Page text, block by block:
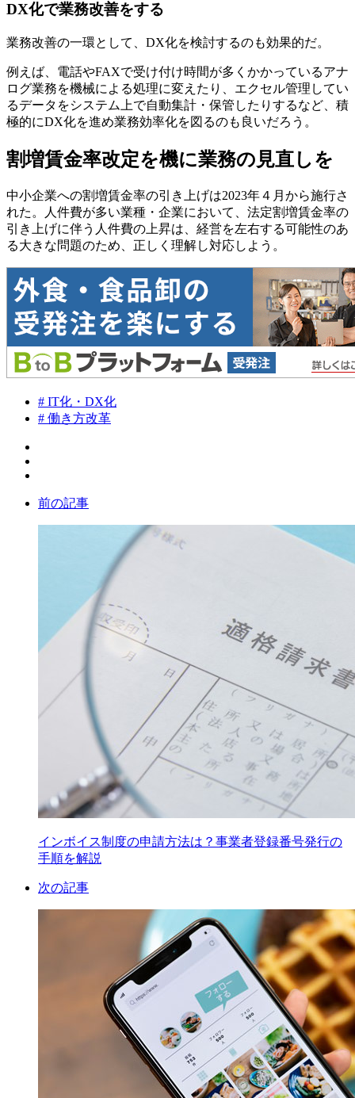
DX化で業務改善をする
業務改善の一環として、DX化を検討するのも効果的だ。
例えば、電話やFAXで受け付け時間が多くかかっているアナ
ログ業務を機械による処理に変えたり、エクセル管理してい
るデータをシステム上で自動集計・保管したりするなど、積
極的にDX化を進め業務効率化を図るのも良いだろう。
割増賃金率改定を機に業務の見直しを
中小企業への割増賃金率の引き上げは2023年４月から施行さ
れた。人件費が多い業種・企業において、法定割増賃金率の
引き上げに伴う人件費の上昇は、経営を左右する可能性のあ
る大きな問題のため、正しく理解し対応しよう。
# IT化・DX化
# 働き方改革
前の記事
インボイス制度の申請方法は？事業者登録番号発行の
手順を解説
次の記事